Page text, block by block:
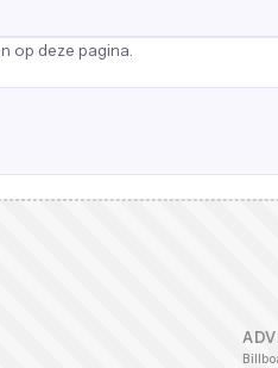
op deze pagina.